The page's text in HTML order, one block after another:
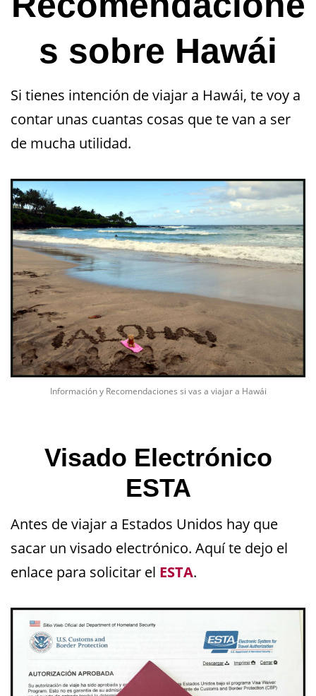
s sobre Hawái
Si tienes intención de viajar a Hawái, te voy a
contar unas cuantas cosas que te van a ser
de mucha utilidad.
Información y Recomendaciones si vas a viajar a Hawái
Visado Electrónico
ESTA
Antes de viajar a Estados Unidos hay que
sacar un visado electrónico. Aquí te dejo el
enlace para solicitar el ESTA.